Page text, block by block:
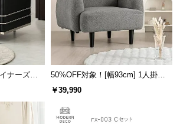
ナーズソ
名作 リ
50%OFF対象！[幅93cm] 1人掛け
ソファ
￥39,990